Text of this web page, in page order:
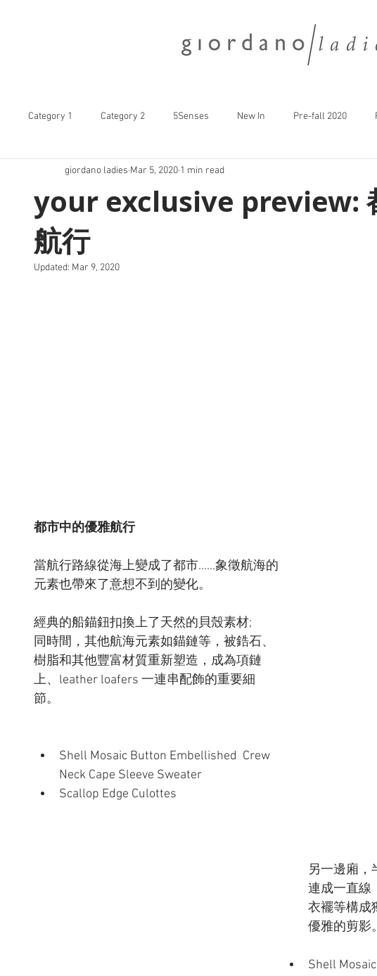
Category 1 Category 2 5Senses New In Pre-fall 2020
your exclusive preview:
航行
giordano ladies Mar 5, 2020 1 min read
Updated: Mar 9, 2020
都市中的優雅航行
當航行路線從海上變成了都市......象徵航海的
元素也帶來了意想不到的變化。
經典的船錨鈕扣換上了天然的貝殼素材;
同時間，其他航海元素如錨鏈等，被鋯石、
樹脂和其他豐富材質重新塑造，成為項鏈
上、leather loafers 一連串配飾的重要細
節。
Shell Mosaic Button Embellished  Crew
Neck Cape Sleeve Sweater
Scallop Edge Culottes
另一邊廂，
連成一直線
衣襬等構成
優雅的剪影。
Shell